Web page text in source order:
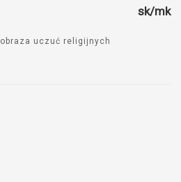
sk/mk
obraza uczuć religijnych